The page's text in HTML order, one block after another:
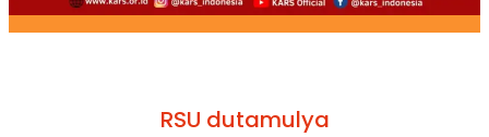
RSU dutamulya